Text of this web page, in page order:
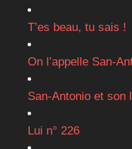
T’es beau, tu sais !
On l’appelle San-
San-Antonio et son
Lui n° 226